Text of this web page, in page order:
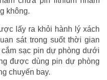
không.
lấy ra khỏi hành lý xách
sát trong suốt thời gian
sạc pin dự phòng dưới
được dùng pin dự phòng
chuyến bay.